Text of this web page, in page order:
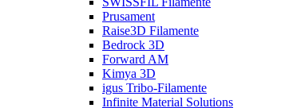
Prusament
Raise3D Filamente
Bedrock 3D
Forward AM
Kimya 3D
igus Tribo-Filamente
Infinite Material Solutions